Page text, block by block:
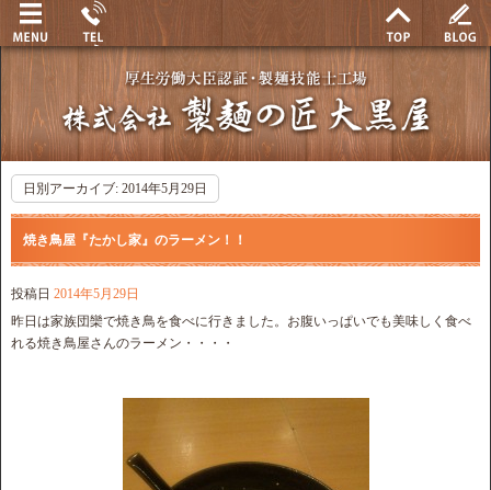
日別アーカイブ: 2014年5月29日
焼き鳥屋『たかし家』のラーメン！！
投稿日 2014年5月29日
昨日は家族団欒で焼き鳥を食べに行きました。お腹いっぱいでも美味しく食べ
れる焼き鳥屋さんのラーメン・・・・